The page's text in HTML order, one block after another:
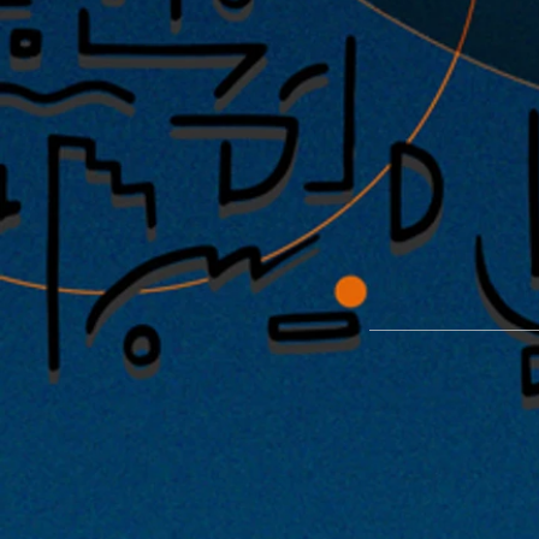
能楽堂を使った特別公演「緑光
開催が決定！！2022年1月29日